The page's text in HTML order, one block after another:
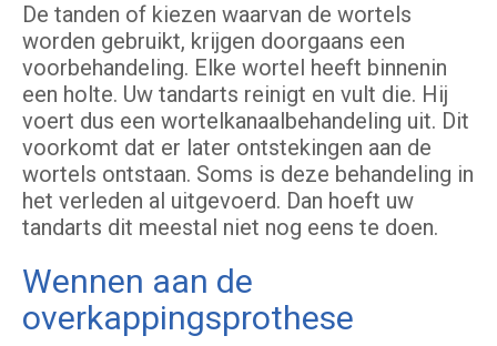
De tanden of kiezen waarvan de wortels
worden gebruikt, krijgen doorgaans een
voorbehandeling. Elke wortel heeft binnenin
een holte. Uw tandarts reinigt en vult die. Hij
voert dus een wortelkanaalbehandeling uit. Dit
voorkomt dat er later ontstekingen aan de
wortels ontstaan. Soms is deze behandeling in
het verleden al uitgevoerd. Dan hoeft uw
tandarts dit meestal niet nog eens te doen.
Wennen aan de
overkappingsprothese